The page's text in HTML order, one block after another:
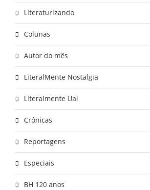
Literaturizando
Colunas
Autor do mês
LiteralMente Nostalgia
Literalmente Uai
Crônicas
Reportagens
Especiais
BH 120 anos